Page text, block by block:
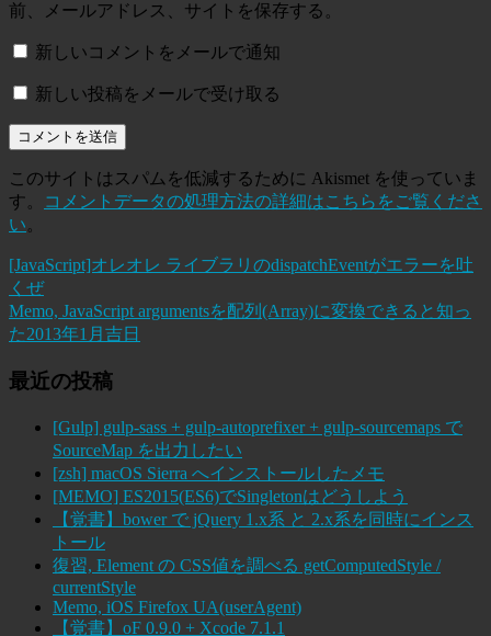
前、メールアドレス、サイトを保存する。
新しいコメントをメールで通知
新しい投稿をメールで受け取る
このサイトはスパムを低減するために Akismet を使っていま
す。
コメントデータの処理方法の詳細はこちらをご覧くださ
い。
[JavaScript]オレオレ ライブラリのdispatchEventがエラーを吐
くぜ
Memo, JavaScript argumentsを配列(Array)に変換できると知っ
た2013年1月吉日
最近の投稿
[Gulp] gulp-sass + gulp-autoprefixer + gulp-sourcemaps で
SourceMap を出力したい
[zsh] macOS Sierra へインストールしたメモ
[MEMO] ES2015(ES6)でSingletonはどうしよう
【覚書】bower で jQuery 1.x系 と 2.x系を同時にインス
トール
復習, Element の CSS値を調べる getComputedStyle /
currentStyle
Memo, iOS Firefox UA(userAgent)
【覚書】oF 0.9.0 + Xcode 7.1.1